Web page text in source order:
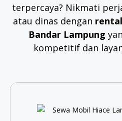
terpercaya? Nikmati
atau dinas dengan
Bandar Lampung
kompetitif dan